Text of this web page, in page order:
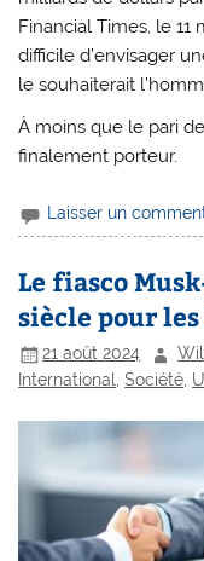
Financial Times, le 11
difficile d’envisager
le souhaiterait
À moins que le pari
finalement porteur.
Laisser un
Le fiasco
siècle pour
21 août 2024
International ,Société